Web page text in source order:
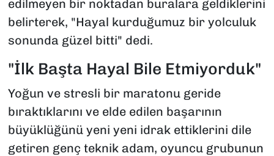
edilmeyen bir noktadan buralara geldiklerini
belirterek, "Hayal kurduğumuz bir yolculuk
sonunda güzel bitti" dedi.
"İlk Başta Hayal Bile Etmiyorduk"
Yoğun ve stresli bir maratonu geride
bıraktıklarını ve elde edilen başarının
büyüklüğünü yeni yeni idrak ettiklerini dile
getiren genç teknik adam, oyuncu grubunun